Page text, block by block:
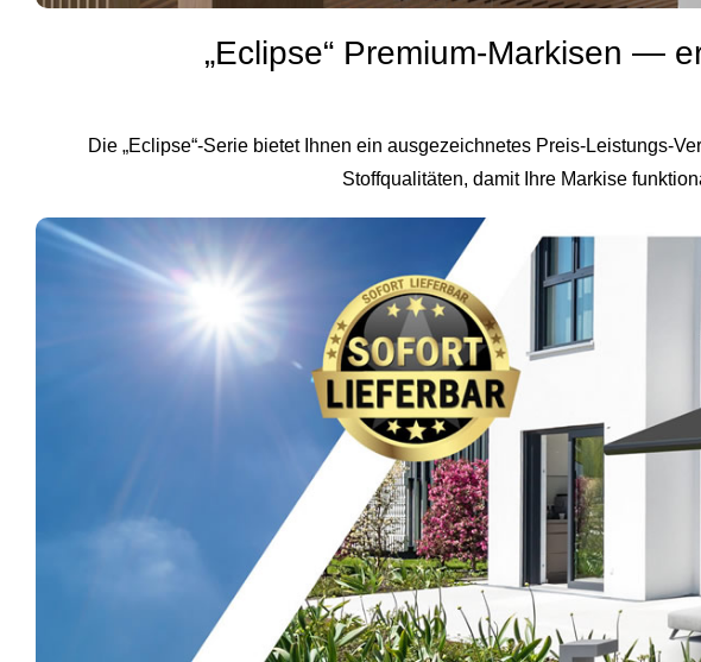
„Eclipse“ Premium‑Markisen —
Die „Eclipse“‑Serie bietet Ihnen ein ausgezeichnetes
Stoffqualitäten, damit Ihre Markise